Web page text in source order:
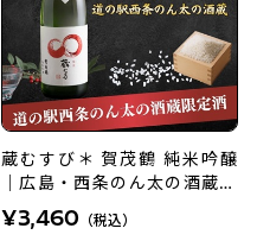
蔵むすび＊ 賀茂鶴 純米吟醸
｜広島・西条のん太の酒蔵オ
リジナル地酒
¥3,460 （税込）